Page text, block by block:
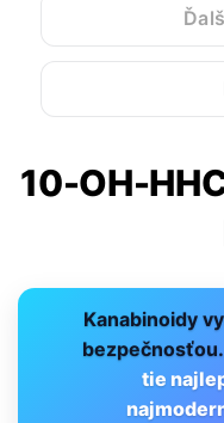
10-OH-
Kanabinoidy
bezpečnosťou.
tie